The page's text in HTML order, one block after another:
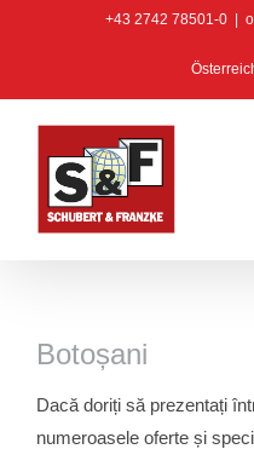
+43 2742 78501-0
Botoșani
Dacă doriți să prezentați
numeroasele oferte și